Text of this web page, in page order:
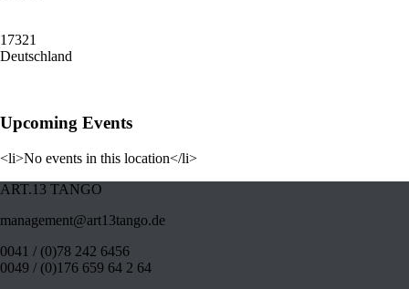
17321
Deutschland
Upcoming Events
<li>No events in this location</li>
ART.13 TANGO
management@art13tango.de
0041 / (0)78 242 6456
0049 / (0)176 659 64 2 64